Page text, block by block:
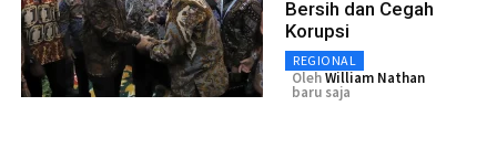
Bersih dan Cegah
Korupsi
REGIONAL
OlehWilliam Nathan
baru saja